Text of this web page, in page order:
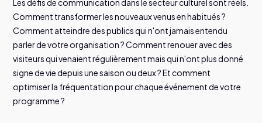
Intégrations
Ticketmatic s’intègre à votre écosystème numérique.
Découvrez les intégrations
ticketmatic App
Billets directement sur le téléphone de vos visiteurs,
et sécurisés.
Les défis de communication dans le secteur culturel sont réels.
Comment transformer les nouveaux venus en habitués ?
Comment atteindre des publics qui n'ont jamais entendu
parler de votre organisation ? Comment renouer avec des
visiteurs qui venaient régulièrement mais qui n'ont plus donné
signe de vie depuis une saison ou deux ? Et comment
optimiser la fréquentation pour chaque événement de votre
programme ?